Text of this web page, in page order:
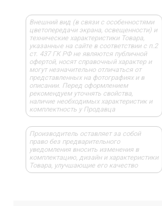
Внешний вид (в связи с особенностями
цветопередачи экрана, освещенности) и
технические характеристики Товара,
указанные на сайте в соответствии с п.2
ст. 437 ГК РФ не являются публичной
офертой, носят справочный характер и
могут незначительно отличаться от
представленных на фотографиях и в
описании. Перед оформлением
рекомендуем уточнять свойства,
наличие необходимых характеристик и
комплектность у Продавца
Производитель оставляет за собой
право без предварительного
уведомления вносить изменения в
комплектацию, дизайн и характеристики
Товара, улучшающие его качество